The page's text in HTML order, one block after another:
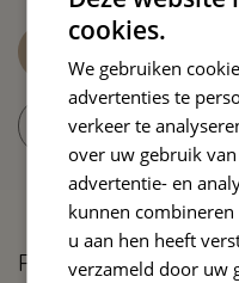
Premiumvinyls
cookies.
We gebruiken
advertenties te
verkeer te
over uw gebruik
advertentie- en
kunnen
u aan hen heeft
verzameld door uw